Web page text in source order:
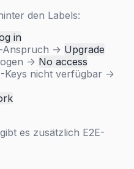
den Labels:
in
-> Upgrade
-> No access
Keys nicht verfügbar ->
es zusätzlich E2E-